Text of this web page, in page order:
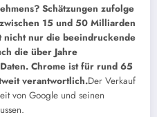
Schätzungen zufolge
15 und 50 Milliarden
nicht nur die beeindruckende
die über Jahre
Chrome ist für rund 65
verantwortlich.Der Verkauf
von Google und seinen